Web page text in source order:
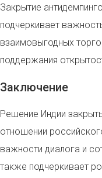
Закрытие
подчеркивает
взаимовыгодных
поддержания
Заключение
Решение Индии
отношении
важности диалога и
также подчеркивает